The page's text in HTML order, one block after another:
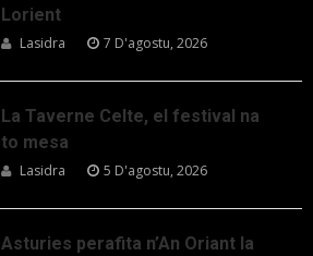
Lorient
Lasidra 7 D'agostu, 2026
La Taverne Celte, el festival na
to mesa
Lasidra 5 D'agostu, 2026
Asturies perafita n’An Oriant la